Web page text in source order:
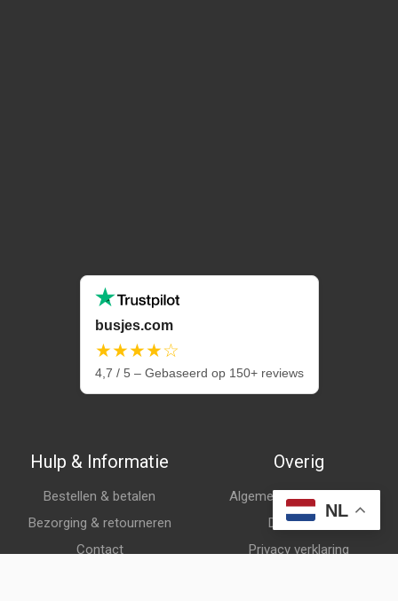
busjes.com
★★★★☆
4,7 / 5 – Gebaseerd op 150+ reviews
Hulp & Informatie
Bestellen & betalen
Bezorging & retourneren
Contact
Overig
Algemene voorwaarden
Disclaimer
Privacy verklaring
NL